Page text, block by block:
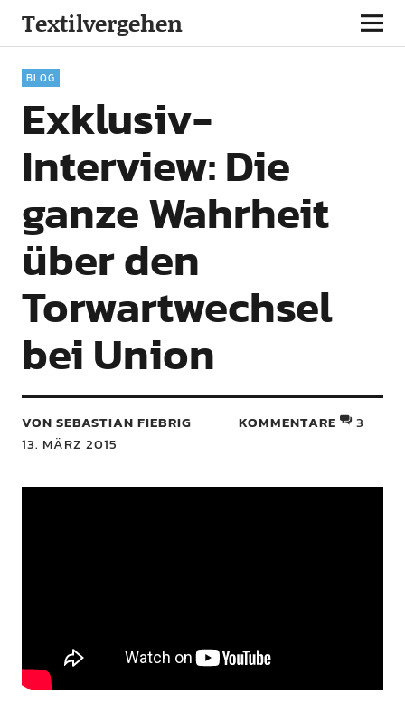
Textilvergehen
BLOG
Exklusiv-
Interview: Die
ganze Wahrheit
über den
Torwartwechsel
bei Union
VON SEBASTIAN FIEBRIG
13. MÄRZ 2015
KOMMENTARE 3